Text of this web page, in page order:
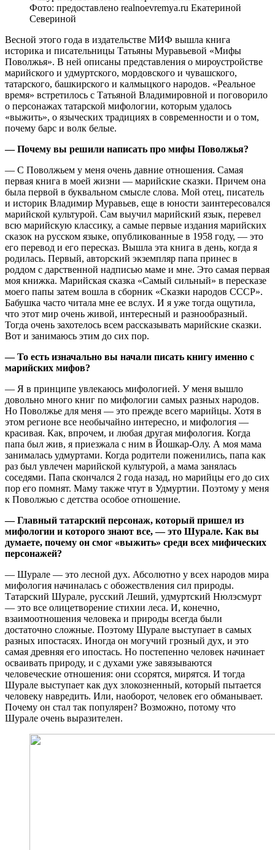
Фото: предоставлено realnoevremya.ru Екатериной
Севериной
Весной этого года в издательстве МИФ вышла книга
историка и писательницы Татьяны Муравьевой «Мифы
Поволжья». В ней описаны представления о мироустройстве
марийского и удмуртского, мордовского и чувашского,
татарского, башкирского и калмыцкого народов. «Реальное
время» встретилось с Татьяной Владимировной и поговорило
о персонажах татарской мифологии, которым удалось
«выжить», о языческих традициях в современности и о том,
почему барс и волк белые.
— Почему вы решили написать про мифы Поволжья?
— С Поволжьем у меня очень давние отношения. Самая
первая книга в моей жизни — марийские сказки. Причем она
была первой в буквальном смысле слова. Мой отец, писатель
и историк Владимир Муравьев, еще в юности заинтересовался
марийской культурой. Сам выучил марийский язык, перевел
всю марийскую классику, а самые первые издания марийских
сказок на русском языке, опубликованные в 1958 году, — это
его перевод и его пересказ. Вышла эта книга в день, когда я
родилась. Первый, авторский экземпляр папа принес в
роддом с дарственной надписью маме и мне. Это самая первая
моя книжка. Марийская сказка «Самый сильный» в пересказе
моего папы затем вошла в сборник «Сказки народов СССР».
Бабушка часто читала мне ее вслух. И я уже тогда ощутила,
что этот мир очень живой, интересный и разнообразный.
Тогда очень захотелось всем рассказывать марийские сказки.
Вот и занимаюсь этим до сих пор.
— То есть изначально вы начали писать книгу именно с
марийских мифов?
— Я в принципе увлекаюсь мифологией. У меня вышло
довольно много книг по мифологии самых разных народов.
Но Поволжье для меня — это прежде всего марийцы. Хотя в
этом регионе все необычайно интересно, и мифология —
красивая. Как, впрочем, и любая другая мифология. Когда
папа был жив, я приезжала с ним в Йошкар-Олу. А моя мама
занималась удмуртами. Когда родители поженились, папа как
раз был увлечен марийской культурой, а мама занялась
соседями. Папа скончался 2 года назад, но марийцы его до сих
пор его помнят. Маму также чтут в Удмуртии. Поэтому у меня
к Поволжью с детства особое отношение.
— Главный татарский персонаж, который пришел из
мифологии и которого знают все, — это Шурале. Как вы
думаете, почему он смог «выжить» среди всех мифических
персонажей?
— Шурале — это лесной дух. Абсолютно у всех народов мира
мифология начиналась с обожествления сил природы.
Татарский Шурале, русский Леший, удмуртский Нюлэсмурт
— это все олицетворение стихии леса. И, конечно,
взаимоотношения человека и природы всегда были
достаточно сложные. Поэтому Шурале выступает в самых
разных ипостасях. Иногда он могучий грозный дух, и это
самая древняя его ипостась. Но постепенно человек начинает
осваивать природу, и с духами уже завязываются
человеческие отношения: они ссорятся, мирятся. И тогда
Шурале выступает как дух злокозненный, который пытается
человеку навредить. Или, наоборот, человек его обманывает.
Почему он стал так популярен? Возможно, потому что
Шурале очень выразителен.